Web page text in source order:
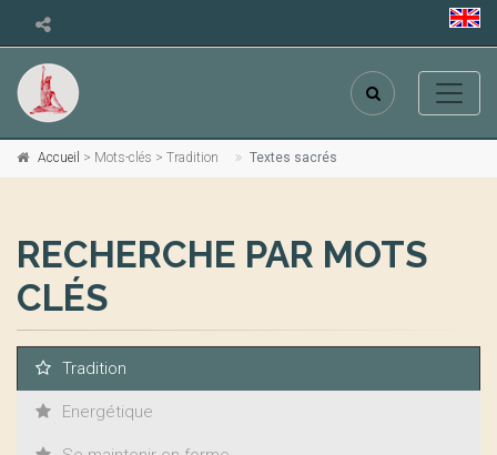
Accueil > Mots-clés > Tradition Textes sacrés
RECHERCHE PAR MOTS
CLÉS
Tradition
Energétique